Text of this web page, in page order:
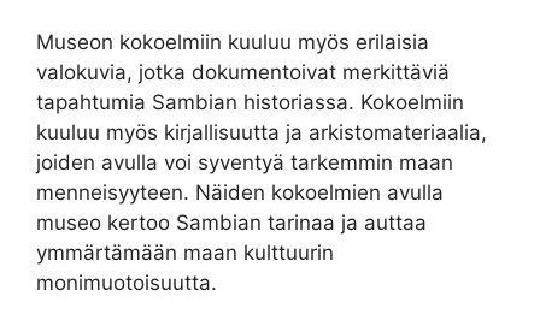
Museon kokoelmiin kuuluu myös erilaisia
valokuvia, jotka dokumentoivat merkittäviä
tapahtumia Sambian historiassa. Kokoelmiin
kuuluu myös kirjallisuutta ja arkistomateriaalia,
joiden avulla voi syventyä tarkemmin maan
menneisyyteen. Näiden kokoelmien avulla
museo kertoo Sambian tarinaa ja auttaa
ymmärtämään maan kulttuurin
monimuotoisuutta.